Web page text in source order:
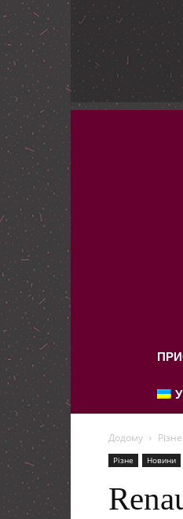
Додому Різне
Різне Новини